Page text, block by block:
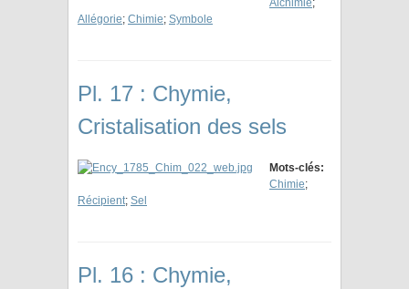
Alchimie;
Allégorie; Chimie; Symbole
Pl. 17 : Chymie,
Cristalisation des sels
Mots-clés:
Chimie;
Récipient; Sel
Pl. 16 : Chymie,